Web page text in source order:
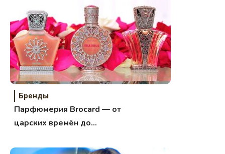
Бренды
Парфюмерия Brocard — от
царских времён до